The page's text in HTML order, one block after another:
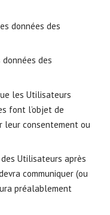
données des
des
les Utilisateurs
font l’objet de
leur consentement ou
Utilisateurs après
communiquer (ou
préalablement